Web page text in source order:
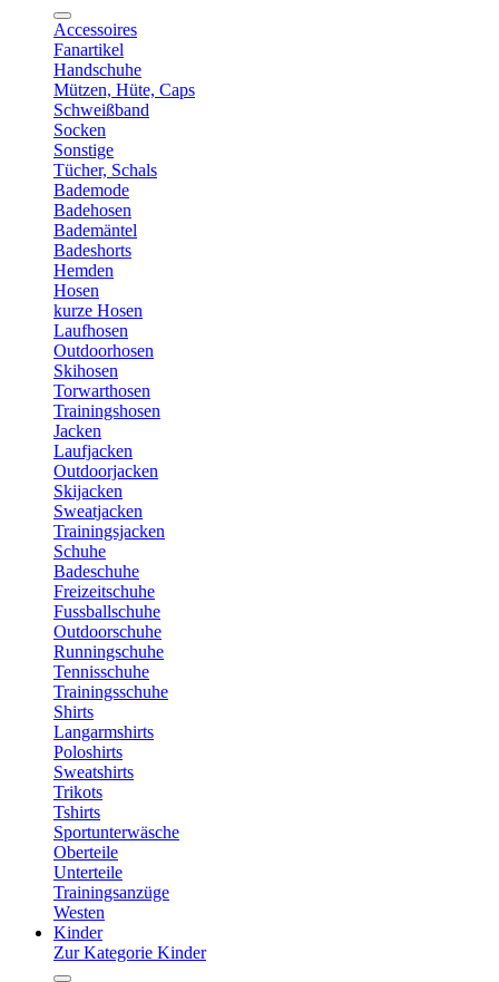
Accessoires
Fanartikel
Handschuhe
Mützen, Hüte, Caps
Schweißband
Socken
Sonstige
Tücher, Schals
Bademode
Badehosen
Bademäntel
Badeshorts
Hemden
Hosen
kurze Hosen
Laufhosen
Outdoorhosen
Skihosen
Torwarthosen
Trainingshosen
Jacken
Laufjacken
Outdoorjacken
Skijacken
Sweatjacken
Trainingsjacken
Schuhe
Badeschuhe
Freizeitschuhe
Fussballschuhe
Outdoorschuhe
Runningschuhe
Tennisschuhe
Trainingsschuhe
Shirts
Langarmshirts
Poloshirts
Sweatshirts
Trikots
Tshirts
Sportunterwäsche
Oberteile
Unterteile
Trainingsanzüge
Westen
Kinder
Zur Kategorie Kinder